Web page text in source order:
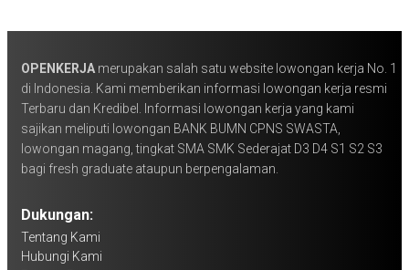
OPENKERJA merupakan salah satu website lowongan kerja No. 1
di Indonesia. Kami memberikan informasi lowongan kerja resmi
Terbaru dan Kredibel. Informasi lowongan kerja yang kami
sajikan meliputi lowongan BANK BUMN CPNS SWASTA,
lowongan magang, tingkat SMA SMK Sederajat D3 D4 S1 S2 S3
bagi fresh graduate ataupun berpengalaman.
Dukungan:
Tentang Kami
Hubungi Kami